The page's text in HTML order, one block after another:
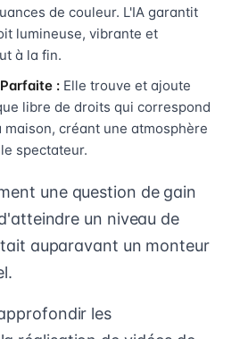
de couleur. L'IA garantit
lumineuse, vibrante et
à la fin.
: Elle trouve et ajoute
libre de droits qui correspond
maison, créant une atmosphère
spectateur.
une question de gain
un niveau de
auparavant un monteur
les